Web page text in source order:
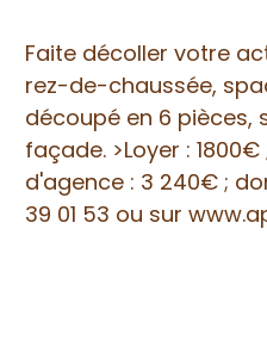
Faite décoller votre
rez-de-chaussée,
découpé en 6 pièces,
façade. >Loyer :
d'agence : 3 240€ ;
39 01 53 ou sur